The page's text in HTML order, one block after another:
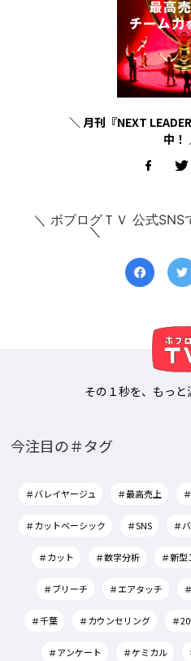
＼ 月刊『NEXT
中！
＼ ボブログＴＶ 公式SNS
その１秒を、もっと
今注目の＃タグ
＃バレイヤージュ ＃最高売上
＃カットベーシック ＃SNS ＃
＃カット ＃数字分析 ＃新
＃ブリーチ ＃エアタッチ
＃千葉 ＃カウンセリング ＃
＃アンケート ＃ケミカル